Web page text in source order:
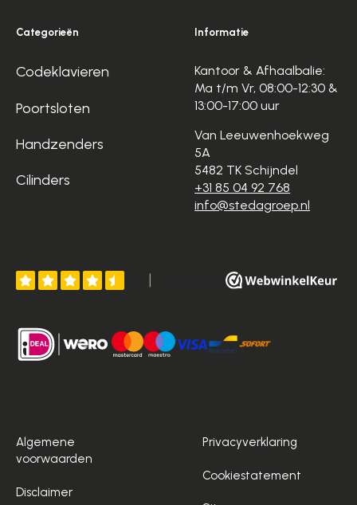
Categorieën
Codeklavieren
Poortsloten
Handzenders
Cilinders
Informatie
Kantoor & Afhaalbalie:
Ma t/m Vr, 08:00-12:30 &
13:00-17:00 uur
Van Leeuwenhoekweg
5A
5482 TK Schijndel
+31 85 04 92 768
info@stedagroep.nl
Algemene
voorwaarden
Disclaimer
Privacyverklaring
Cookiestatement